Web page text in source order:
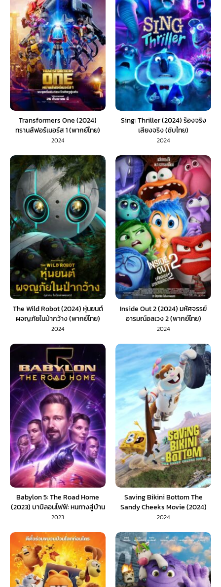
Transformers One (2024)
ทรานส์ฟอร์เมอร์ส 1 (พากย์ไทย)
2024
Sing: Thriller (2024) ร้องจริง
เสียงจริง (ซับไทย)
2024
The Wild Robot (2024) หุ่นยนต์
ผจญภัยในป่ากว้าง (พากย์ไทย)
2024
Inside Out 2 (2024) มหัศจรรย์
อารมณ์อลเวง 2 (พากย์ไทย)
2024
Babylon 5: The Road Home
(2023) บาบิลอนไฟฟ์: หนทางสู่บ้าน
(ซับไทย)
2023
Saving Bikini Bottom The
Sandy Cheeks Movie (2024)
เราต้องปกป้องบิกินี่บอททอม แซน
2024